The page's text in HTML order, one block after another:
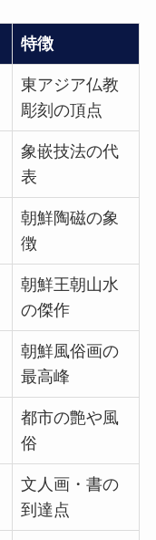
特徴
東アジア仏教
彫刻の頂点
象嵌技法の代
表
朝鮮陶磁の象
徴
朝鮮王朝山水
の傑作
朝鮮風俗画の
最高峰
都市の艶や風
俗
文人画・書の
到達点